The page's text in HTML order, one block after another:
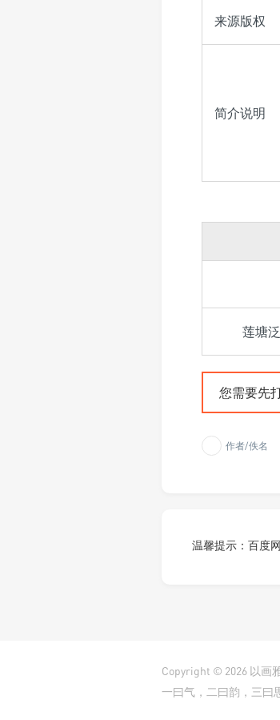
来源版权
简介说明
莲塘
您需要先
作者/佚名
温馨提示：百度
Copyright © 2026 以画
一曰气，二曰韵，三曰